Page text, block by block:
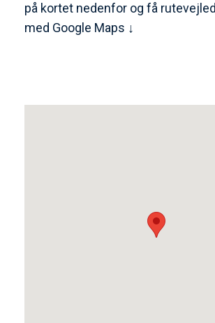
på kortet nedenfor og få
med Google Maps ↓